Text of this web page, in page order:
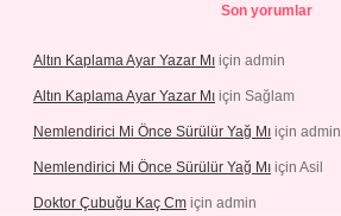
Son yorumlar
Altın Kaplama Ayar Yazar Mı için admin
Altın Kaplama Ayar Yazar Mı için Sağlam
Nemlendirici Mi Önce Sürülür Yağ Mı için admin
Nemlendirici Mi Önce Sürülür Yağ Mı için Asil
Doktor Çubuğu Kaç Cm için admin